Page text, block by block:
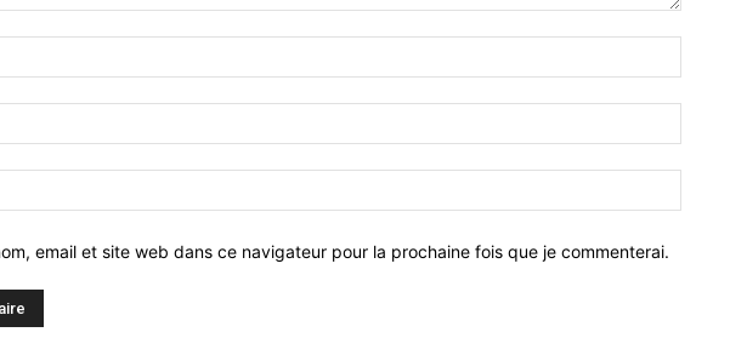
email et site web dans ce navigateur pour la prochaine fois que je commenterai.